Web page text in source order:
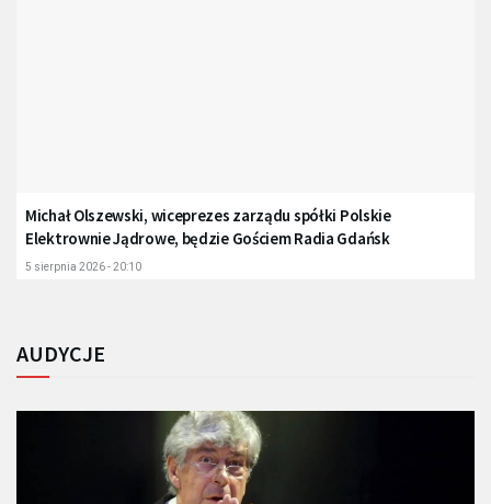
Michał Olszewski, wiceprezes zarządu spółki Polskie
Elektrownie Jądrowe, będzie Gościem Radia Gdańsk
5 sierpnia 2026 - 20:10
AUDYCJE